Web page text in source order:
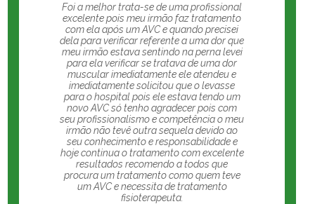
Foi a melhor trata-se de uma profissional
excelente pois meu irmão faz tratamento
com ela após um AVC e quando precisei
dela para verificar referente a uma dor que
meu irmão estava sentindo na perna levei
para ela verificar se tratava de uma dor
muscular imediatamente ele atendeu e
imediatamente solicitou que o levasse
para o hospital pois ele estava tendo um
novo AVC só tenho agradecer pois com
seu profissionalismo e competência o meu
irmão não tevê outra sequela devido ao
seu conhecimento e responsabilidade e
hoje continua o tratamento com excelente
resultados recomendo a todos que
procura um tratamento como quem teve
um AVC e necessita de tratamento
fisioterapeuta.